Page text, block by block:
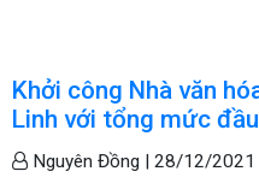
Khởi công Nhà văn
Linh với tổng mức
Nguyên Đồng | 28/12/2021